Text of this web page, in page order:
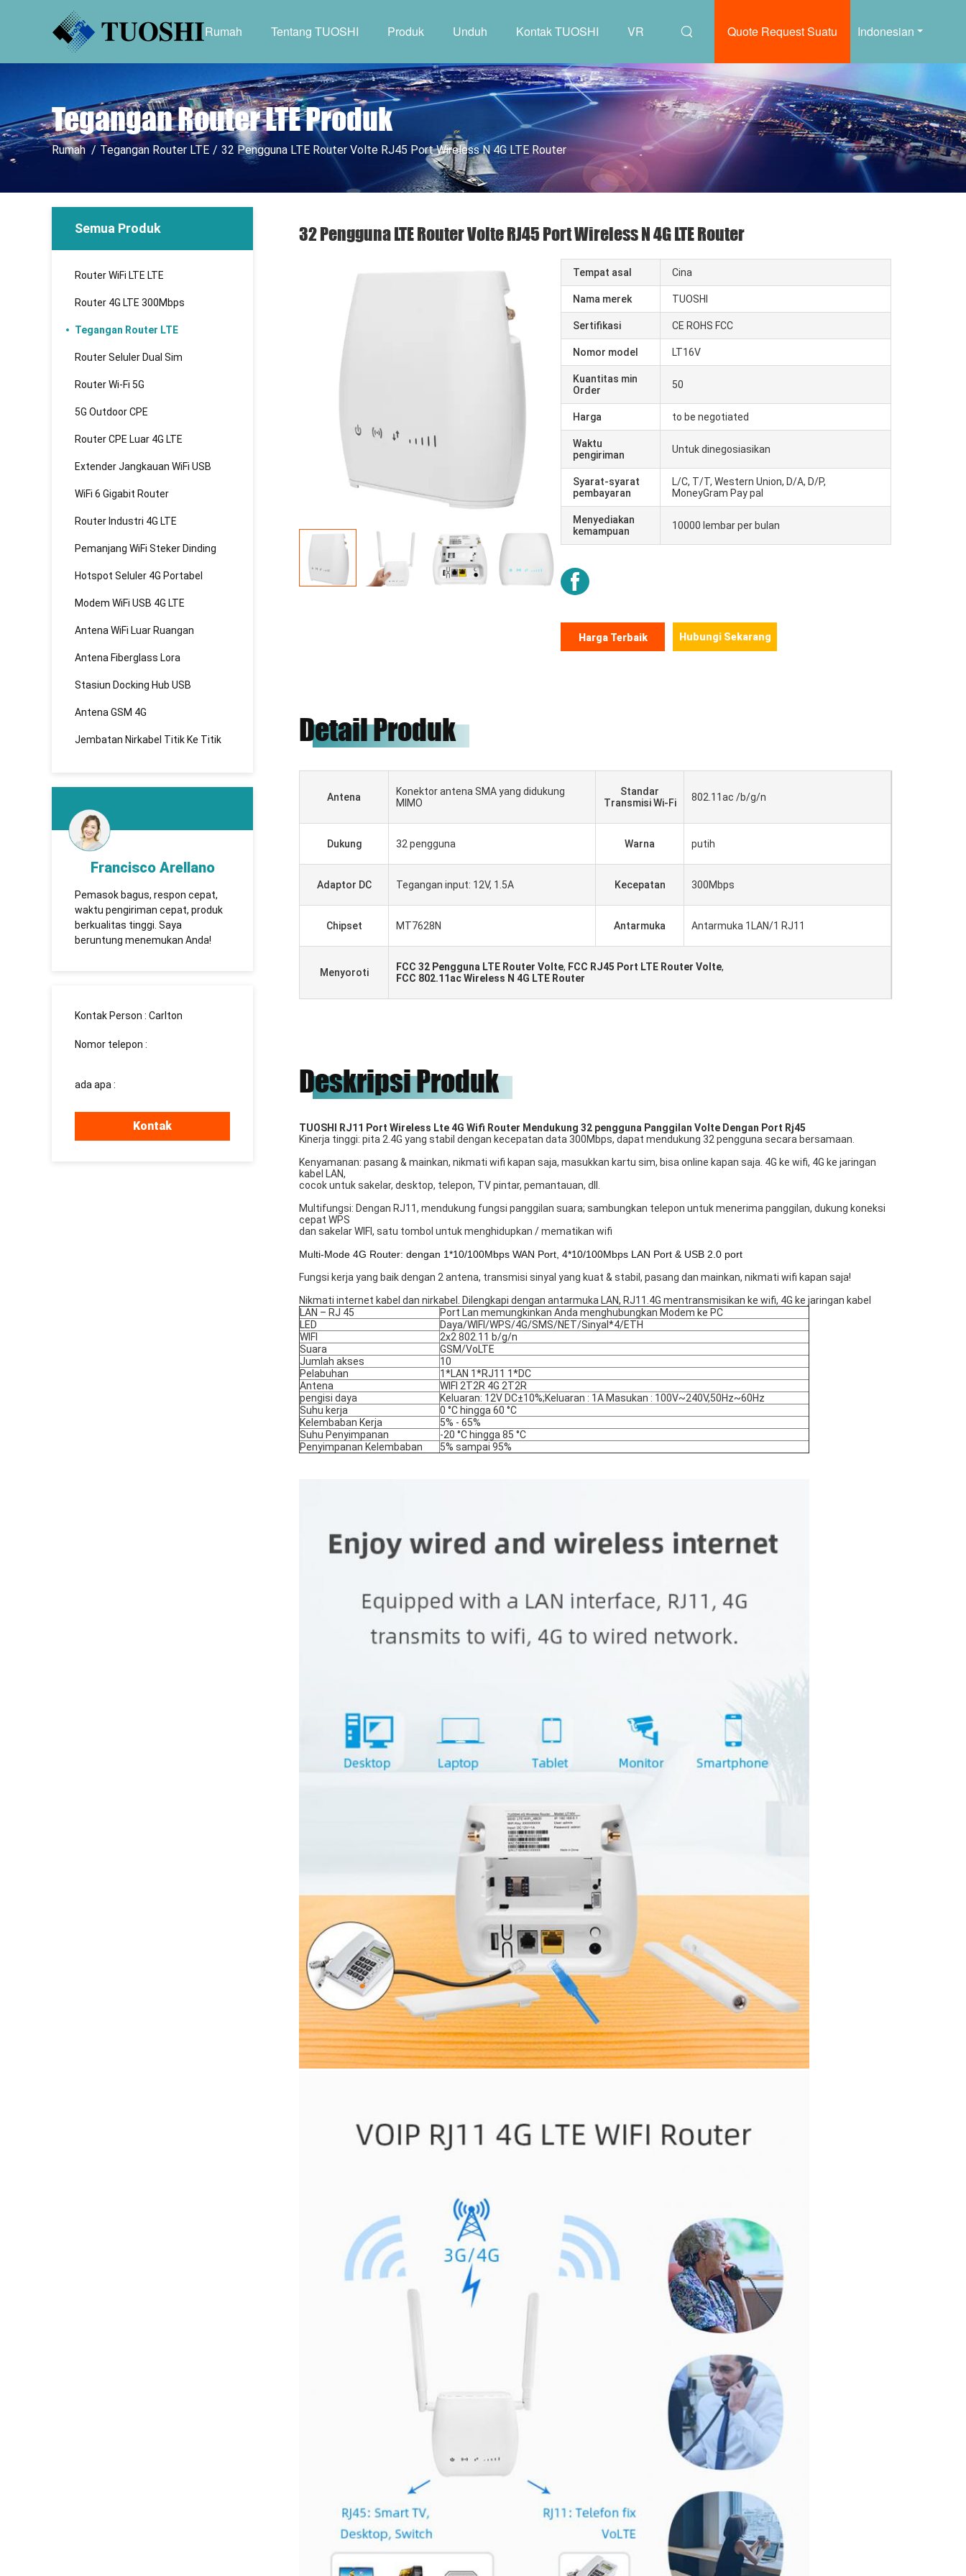
Indonesian
Quote Request Suatu
Rumah Tentang TUOSHI Produk Unduh Kontak TUOSHI VR
Tegangan Router LTE Produk
Rumah / Tegangan Router LTE / 32 Pengguna LTE Router Volte RJ45 Port Wireless N 4G LTE Router
Semua Produk
Router WiFi LTE LTE
Router 4G LTE 300Mbps
Tegangan Router LTE
Router Seluler Dual Sim
Router Wi-Fi 5G
5G Outdoor CPE
Router CPE Luar 4G LTE
Extender Jangkauan WiFi USB
WiFi 6 Gigabit Router
Router Industri 4G LTE
Pemanjang WiFi Steker Dinding
Hotspot Seluler 4G Portabel
Modem WiFi USB 4G LTE
Antena WiFi Luar Ruangan
Antena Fiberglass Lora
Stasiun Docking Hub USB
Antena GSM 4G
Jembatan Nirkabel Titik Ke Titik
Francisco Arellano
Pemasok bagus, respon cepat,
waktu pengiriman cepat, produk
berkualitas tinggi. Saya
beruntung menemukan Anda!
KHADBAATAR
TUOSHI - адежная омпания,
оторая ервые ановила
Gabriel Haddad
yang baik dan teman yang baik,
Kontak Person : Carlton
Nomor telepon :
ada apa :
Kontak
32 Pengguna LTE Router Volte RJ45 Port Wireless N 4G LTE Router
Tempat asal Cina
Nama merek TUOSHI
Sertifikasi CE ROHS FCC
Nomor model LT16V
Kuantitas min
Order
50
Harga to be negotiated
Waktu
pengiriman
Untuk dinegosiasikan
Syarat-syarat
pembayaran
L/C, T/T, Western Union, D/A, D/P,
MoneyGram Pay pal
Menyediakan
kemampuan
10000 lembar per bulan
Harga Terbaik Hubungi Sekarang
Detail Produk
Antena
Konektor antena SMA yang didukung
MIMO
Standar
Transmisi Wi-Fi
802.11ac /b/g/n
Dukung 32 pengguna Warna putih
Adaptor DC Tegangan input: 12V, 1.5A Kecepatan 300Mbps
Chipset MT7628N Antarmuka Antarmuka 1LAN/1 RJ11
Menyoroti FCC 32 Pengguna LTE Router Volte, FCC RJ45 Port LTE Router Volte,
FCC 802.11ac Wireless N 4G LTE Router
Deskripsi Produk
TUOSHI RJ11 Port Wireless Lte 4G Wifi Router Mendukung 32 pengguna Panggilan Volte Dengan Port Rj45
Kinerja tinggi: pita 2.4G yang stabil dengan kecepatan data 300Mbps, dapat mendukung 32 pengguna secara bersamaan.
Kenyamanan: pasang & mainkan, nikmati wifi kapan saja, masukkan kartu sim, bisa online kapan saja. 4G ke wifi, 4G ke jaringan
kabel LAN,
cocok untuk sakelar, desktop, telepon, TV pintar, pemantauan, dll.
Multifungsi: Dengan RJ11, mendukung fungsi panggilan suara; sambungkan telepon untuk menerima panggilan, dukung koneksi
cepat WPS
dan sakelar WIFI, satu tombol untuk menghidupkan / mematikan wifi
Multi-Mode 4G Router: dengan 1*10/100Mbps WAN Port, 4*10/100Mbps LAN Port & USB 2.0 port
Fungsi kerja yang baik dengan 2 antena, transmisi sinyal yang kuat & stabil, pasang dan mainkan, nikmati wifi kapan saja!
Nikmati internet kabel dan nirkabel. Dilengkapi dengan antarmuka LAN, RJ11.4G mentransmisikan ke wifi, 4G ke jaringan kabel
LAN – RJ 45
Port Lan memungkinkan Anda menghubungkan Modem ke PC
LED
Daya/WIFI/WPS/4G/SMS/NET/Sinyal*4/ETH
WIFI
2x2 802.11 b/g/n
Suara
GSM/VoLTE
Jumlah akses
10
Pelabuhan
1*LAN 1*RJ11 1*DC
Antena
WIFI 2T2R 4G 2T2R
pengisi daya
Keluaran: 12V DC±10%;Keluaran : 1A Masukan : 100V~240V,50Hz~60Hz
Suhu kerja
0 °C hingga 60 °C
Kelembaban Kerja
5% - 65%
Suhu Penyimpanan
-20 °C hingga 85 °C
Penyimpanan Kelembaban
5% sampai 95%